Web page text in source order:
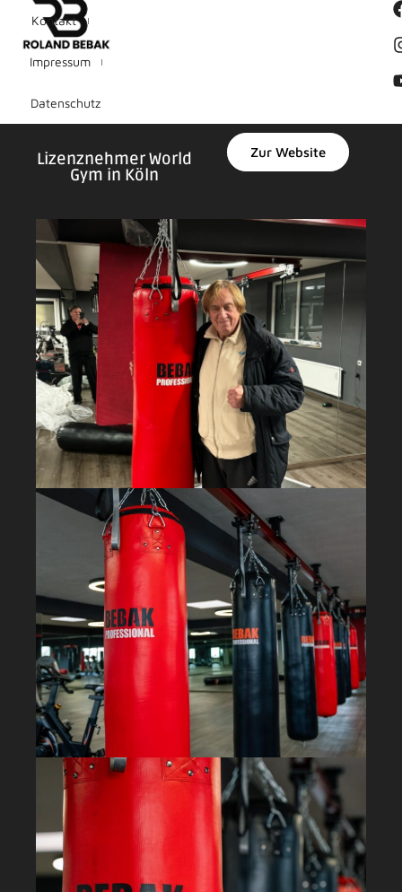
Kontakt
Impressum
Datenschutz
Lizenznehmer World
Gym in Köln
Zur Website